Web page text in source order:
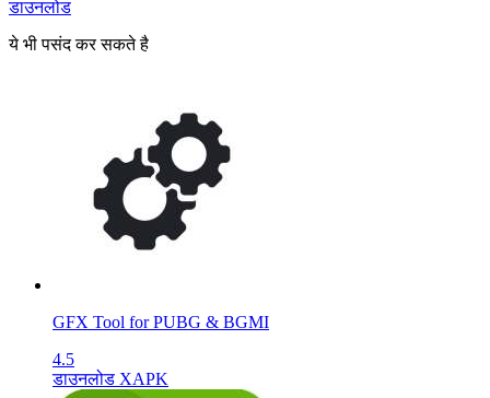
डाउनलोड
ये भी पसंद कर सकते है
GFX Tool for PUBG & BGMI
4.5
डाउनलोड XAPK